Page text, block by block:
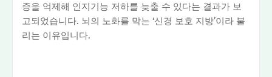
증을 억제해 인지기능 저하를 늦출 수 있다는 결과가 보
고되었습니다. 뇌의 노화를 막는 ‘신경 보호 지방’이라 불
리는 이유입니다.